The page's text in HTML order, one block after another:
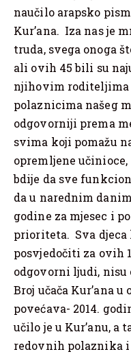
naučilo arapsko
Kur’ana. Iza nas je
truda, svega onoga
ali ovih 45 bili su
njihovim
polaznicima našeg
odgovorniji prema
svima koji pomažu
opremljene
bdije da sve
da u narednim
godine za mjesec i
prioriteta. Sva djeca
posvjedočiti za ovih
odgovorni ljudi,
Broj učača Kur’ana
povećava- 2014.
učilo je u Kur’anu, a
redovnih polaznika i